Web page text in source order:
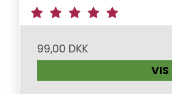
99,00 DKK
VIS